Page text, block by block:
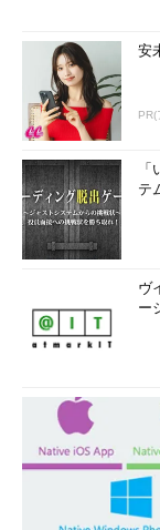
安
PR(
テ
ヴ
ー